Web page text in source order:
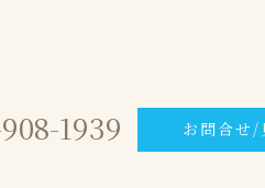
1939 お問合せ/